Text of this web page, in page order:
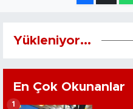
Yükleniyor...
En Çok Okunanlar
1